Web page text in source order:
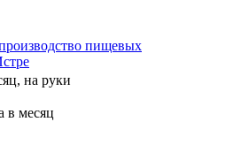
пищевых
на руки
в месяц